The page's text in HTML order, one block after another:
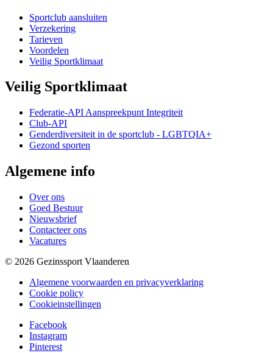
Sportclub aansluiten
Verzekering
Tarieven
Voordelen
Veilig Sportklimaat
Veilig Sportklimaat
Federatie-API Aanspreekpunt Integriteit
Club-API
Genderdiversiteit in de sportclub - LGBTQIA+
Gezond sporten
Algemene info
Over ons
Goed Bestuur
Nieuwsbrief
Contacteer ons
Vacatures
© 2026 Gezinssport Vlaanderen
Algemene voorwaarden en privacyverklaring
Cookie policy
Cookieinstellingen
Facebook
Instagram
Pinterest